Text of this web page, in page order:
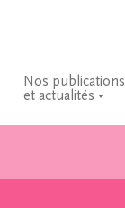
Nos publications
et actualités